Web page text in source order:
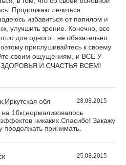
Продолжаю лечиться
избавиться от папилом и
улучшить зрение. Конечно, все
для одного . не обязательно
прислушивайтесь к своему
своим ощущениям, и ВСЕ У
И СЧАСТЬЯ ВСЕМ!
обл 28.08.2015
10кг,нормализовалось
никаких.Спасибо! Закажу
принимать.
25.08.2015